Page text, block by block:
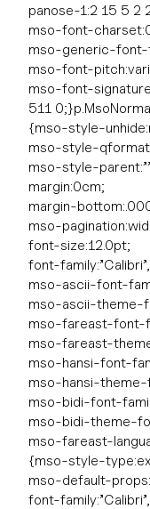
panose-1:2 15 5 2
mso-font-
mso-generic-font-
mso-font-
mso-font-
511
{mso-style-
mso-style-
mso-style-
margin:0cm;
margin-
mso-
font-size:12.0pt;
font-
mso-ascii-font-
mso-ascii-theme-
mso-fareast-font-
mso-fareast-
mso-hansi-font-
mso-hansi-
mso-bidi-font-
mso-bidi-theme-
mso-fareast-
{mso-style-
mso-default-
font-